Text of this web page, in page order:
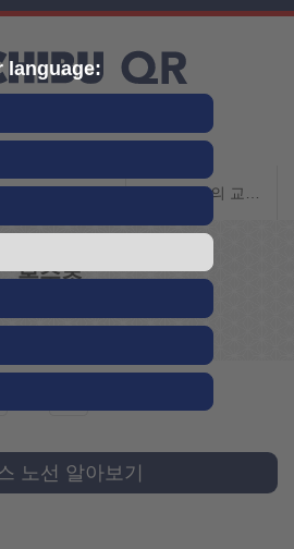
language:
여행 안내
복수초
노선 알아보기